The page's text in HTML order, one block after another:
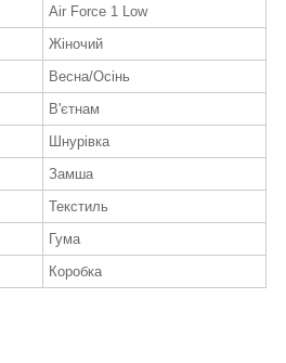
Air Force 1 Low
Жіночий
Весна/Осінь
В'єтнам
Шнурівка
Замша
Текстиль
Гума
Коробка